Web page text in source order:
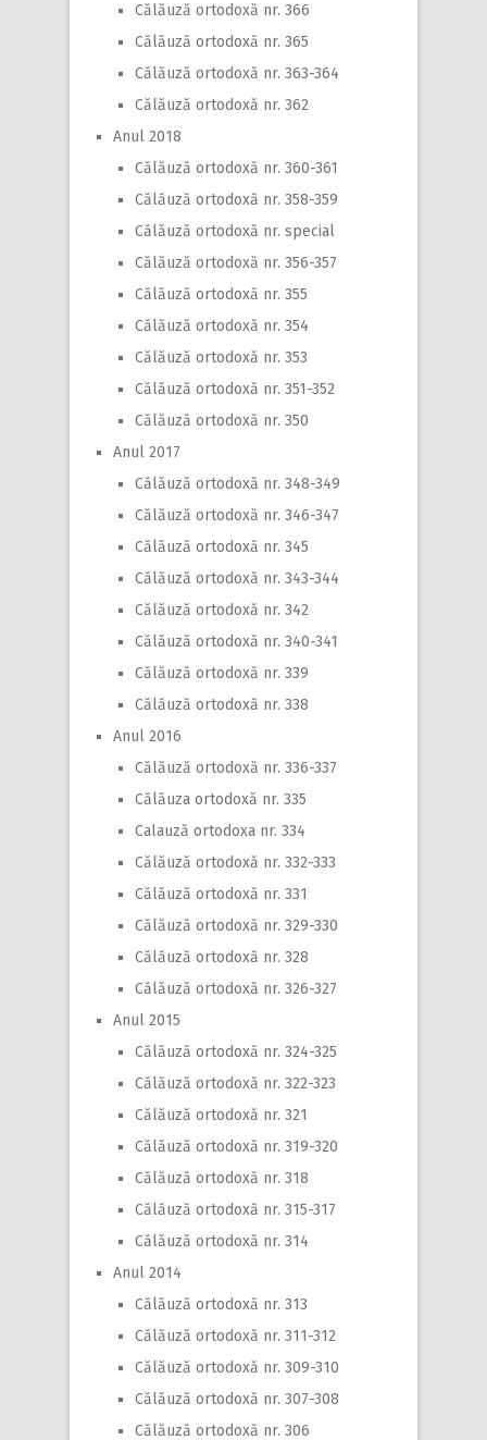
Călăuză ortodoxă nr. 366
Călăuză ortodoxă nr. 365
Călăuză ortodoxă nr. 363-364
Călăuză ortodoxă nr. 362
Anul 2018
Călăuză ortodoxă nr. 360-361
Călăuză ortodoxă nr. 358-359
Călăuză ortodoxă nr. special
Călăuză ortodoxă nr. 356-357
Călăuză ortodoxă nr. 355
Călăuză ortodoxă nr. 354
Călăuză ortodoxă nr. 353
Călăuză ortodoxă nr. 351-352
Călăuză ortodoxă nr. 350
Anul 2017
Călăuză ortodoxă nr. 348-349
Călăuză ortodoxă nr. 346-347
Călăuză ortodoxă nr. 345
Călăuză ortodoxă nr. 343-344
Călăuză ortodoxă nr. 342
Călăuză ortodoxă nr. 340-341
Călăuză ortodoxă nr. 339
Călăuză ortodoxă nr. 338
Anul 2016
Călăuză ortodoxă nr. 336-337
Călăuza ortodoxă nr. 335
Calauză ortodoxa nr. 334
Călăuză ortodoxă nr. 332-333
Călăuză ortodoxă nr. 331
Călăuză ortodoxă nr. 329-330
Călăuză ortodoxă nr. 328
Călăuză ortodoxă nr. 326-327
Anul 2015
Călăuză ortodoxă nr. 324-325
Călăuză ortodoxă nr. 322-323
Călăuză ortodoxă nr. 321
Călăuză ortodoxă nr. 319-320
Călăuză ortodoxă nr. 318
Călăuză ortodoxă nr. 315-317
Călăuză ortodoxă nr. 314
Anul 2014
Călăuză ortodoxă nr. 313
Călăuză ortodoxă nr. 311-312
Călăuză ortodoxă nr. 309-310
Călăuză ortodoxă nr. 307-308
Călăuză ortodoxă nr. 306